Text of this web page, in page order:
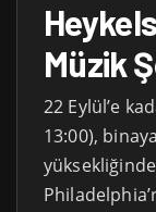
Müzik
22 Eylül’e
13:00),